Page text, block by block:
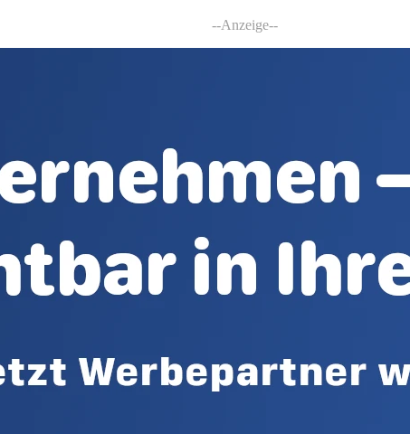
--Anzeige--